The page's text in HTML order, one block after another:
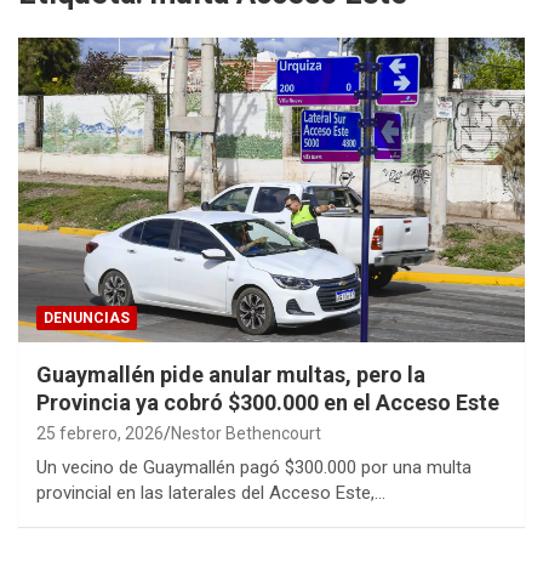
DENUNCIAS
Guaymallén pide anular multas, pero la
Provincia ya cobró $300.000 en el Acceso Este
25 febrero, 2026 Nestor Bethencourt
Un vecino de Guaymallén pagó $300.000 por una multa
provincial en las laterales del Acceso Este,…